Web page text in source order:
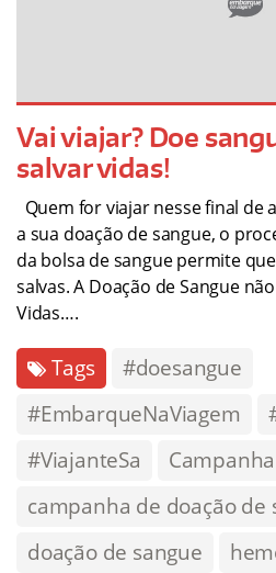
Vai viajar? Doe
salvar vidas!
Quem for viajar nesse final de
a sua doação de sangue, o
da bolsa de sangue permite
salvas. A Doação de Sangue
Vidas….
Tags
#doesangue
#EmbarqueNaViagem
#ViajanteSa
Campanha
campanha de doação de
doação de sangue